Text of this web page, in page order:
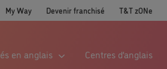
My Way Devenir franchisé T&T zONe
en anglais Centres d’anglais